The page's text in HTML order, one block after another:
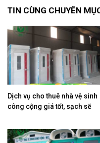
TIN CÙNG CHUYÊN
Dịch vụ cho thuê nhà vệ sinh
công cộng giá tốt, sạch sẽ